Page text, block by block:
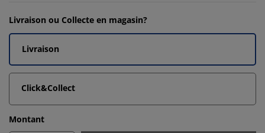
Livraison ou Collecte en magasin?
Livraison
Click&Collect
Montant